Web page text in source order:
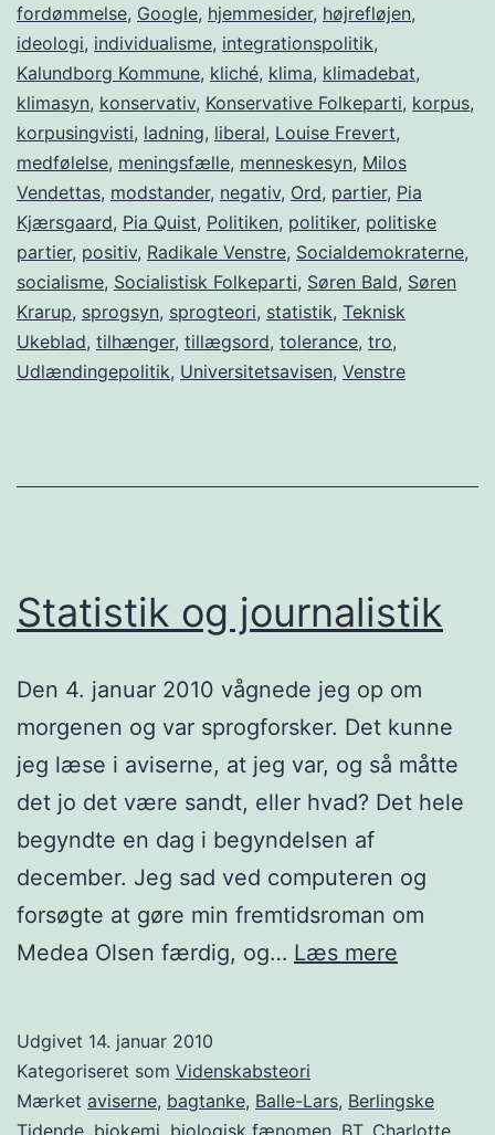
fordømmelse, Google, hjemmesider, højrefløjen,
ideologi, individualisme, integrationspolitik,
Kalundborg Kommune, kliché, klima, klimadebat,
klimasyn, konservativ, Konservative Folkeparti, korpus,
korpusingvisti, ladning, liberal, Louise Frevert,
medfølelse, meningsfælle, menneskesyn, Milos
Vendettas, modstander, negativ, Ord, partier, Pia
Kjærsgaard, Pia Quist, Politiken, politiker, politiske
partier, positiv, Radikale Venstre, Socialdemokraterne,
socialisme, Socialistisk Folkeparti, Søren Bald, Søren
Krarup, sprogsyn, sprogteori, statistik, Teknisk
Ukeblad, tilhænger, tillægsord, tolerance, tro,
Udlændingepolitik, Universitetsavisen, Venstre
Statistik og journalistik
Den 4. januar 2010 vågnede jeg op om
morgenen og var sprogforsker. Det kunne
jeg læse i aviserne, at jeg var, og så måtte
det jo det være sandt, eller hvad? Det hele
begyndte en dag i begyndelsen af
december. Jeg sad ved computeren og
forsøgte at gøre min fremtidsroman om
Medea Olsen færdig, og… Læs mere
Udgivet 14. januar 2010
Kategoriseret som Videnskabsteori
Mærket aviserne, bagtanke, Balle-Lars, Berlingske
Tidende biokemi biologisk fænomen BT, Charlotte